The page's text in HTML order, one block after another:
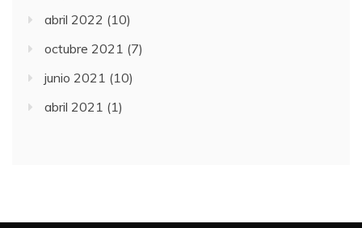
abril 2022 (10)
octubre 2021 (7)
junio 2021 (10)
abril 2021 (1)